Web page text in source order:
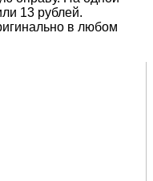
13 рублей.
в любом